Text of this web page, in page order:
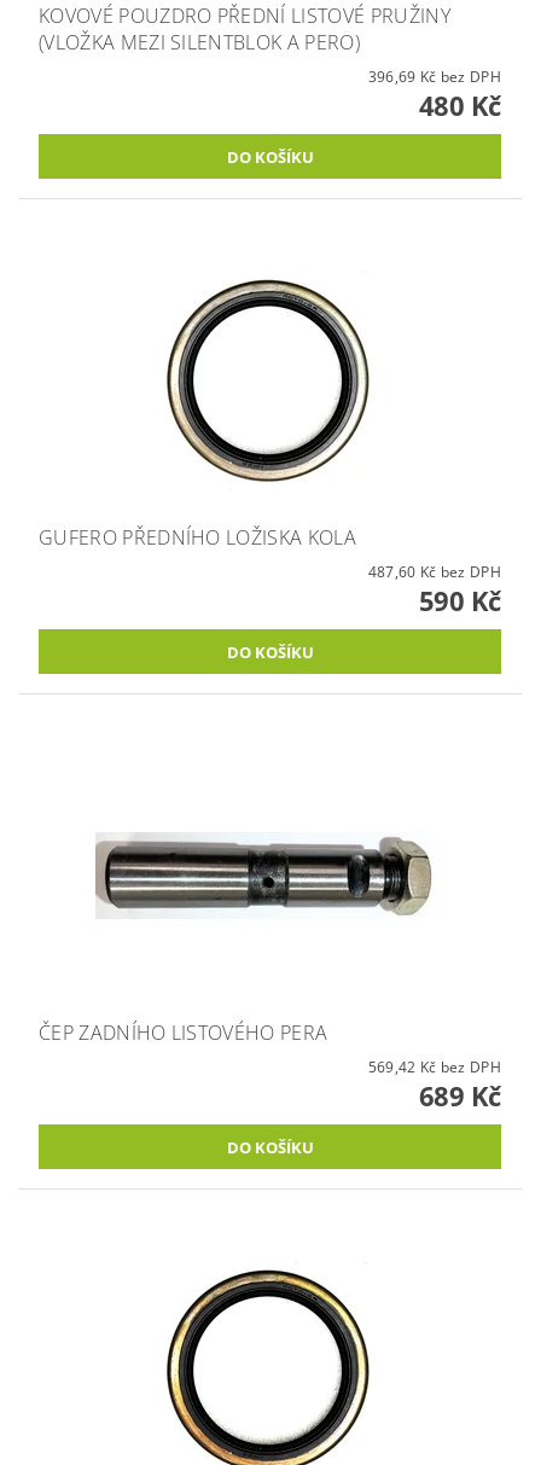
KOVOVÉ POUZDRO PŘEDNÍ LISTOVÉ PRUŽINY
(VLOŽKA MEZI SILENTBLOK A PERO)
396,69 Kč bez DPH
480 Kč
GUFERO PŘEDNÍHO LOŽISKA KOLA
487,60 Kč bez DPH
590 Kč
ČEP ZADNÍHO LISTOVÉHO PERA
569,42 Kč bez DPH
689 Kč